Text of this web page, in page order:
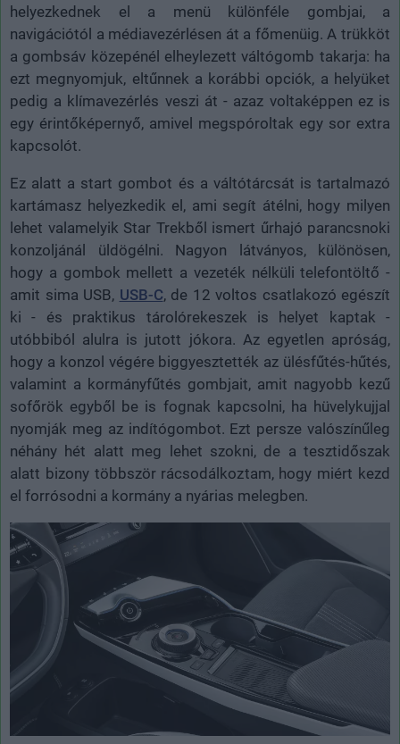
helyezkednek el a menü különféle gombjai, a
navigációtól a médiavezérlésen át a főmenüig. A trükköt
a gombsáv közepénél elheylezett váltógomb takarja: ha
ezt megnyomjuk, eltűnnek a korábbi opciók, a helyüket
pedig a klímavezérlés veszi át - azaz voltaképpen ez is
egy érintőképernyő, amivel megspóroltak egy sor extra
kapcsolót.
Ez alatt a start gombot és a váltótárcsát is tartalmazó
kartámasz helyezkedik el, ami segít átélni, hogy milyen
lehet valamelyik Star Trekből ismert űrhajó parancsnoki
konzoljánál üldögélni. Nagyon látványos, különösen,
hogy a gombok mellett a vezeték nélküli telefontöltő -
amit sima USB, USB-C, de 12 voltos csatlakozó egészít
ki - és praktikus tárolórekeszek is helyet kaptak -
utóbbiból alulra is jutott jókora. Az egyetlen apróság,
hogy a konzol végére biggyesztették az ülésfűtés-hűtés,
valamint a kormányfűtés gombjait, amit nagyobb kezű
sofőrök egyből be is fognak kapcsolni, ha hüvelykujjal
nyomják meg az indítógombot. Ezt persze valószínűleg
néhány hét alatt meg lehet szokni, de a tesztidőszak
alatt bizony többször rácsodálkoztam, hogy miért kezd
el forrósodni a kormány a nyárias melegben.